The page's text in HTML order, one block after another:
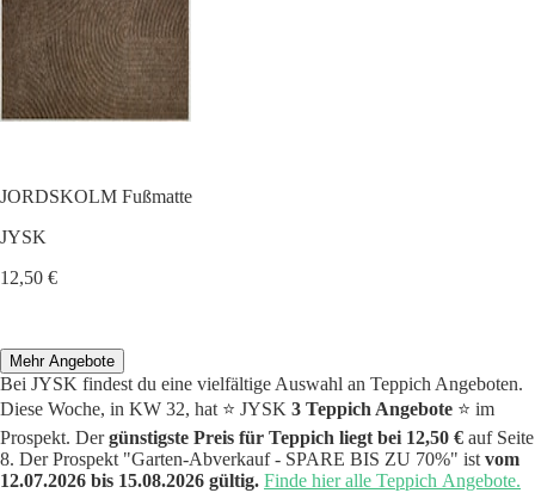
JORDSKOLM Fußmatte
JYSK
12,50 €
Mehr Angebote
Bei JYSK findest du eine vielfältige Auswahl an Teppich Angeboten.
Diese Woche, in KW 32, hat ⭐️ JYSK 3 Teppich Angebote ⭐️ im
Prospekt. Dergünstigste Preis für Teppich liegt bei 12,50 € auf Seite
8. Der Prospekt "Garten-Abverkauf - SPARE BIS ZU 70%" ist vom
12.07.2026 bis 15.08.2026 gültig. Finde hier alle Teppich Angebote.